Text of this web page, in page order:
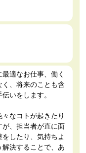
適なお仕事、働く
、将来のことも含
いをします。
なコトが起きたり
、担当者が直に面
したり、気持ちよ
解決することで、あ